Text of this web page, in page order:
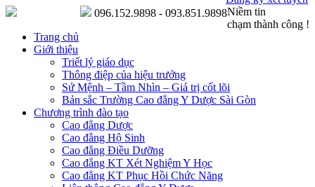
Niềm tin
chạm thành công !
096.152.9898 - 093.851.9898
Trang chủ
Giới thiệu
Triết lý giáo dục
Thông điệp của hiệu trưởng
Sứ Mệnh – Tầm Nhìn – Giá trị cốt lõi
Bản sắc Trường Cao đẳng Y Dược Sài Gòn
Chương trình đào tạo
Cao đẳng Dược
Cao đẳng Hộ Sinh
Cao đẳng Điều Dưỡng
Cao đẳng KT Xét Nghiệm Y Học
Cao đẳng KT Phục Hồi Chức Năng